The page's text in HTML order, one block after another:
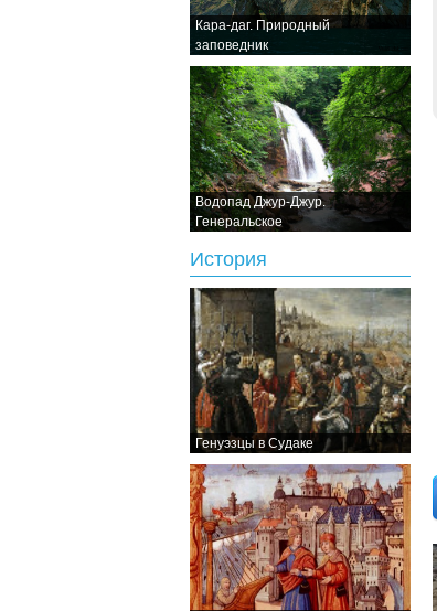
Кара-даг. Природный
заповедник
Водопад Джур-Джур.
Генеральское
История
Генуэзцы в Судаке